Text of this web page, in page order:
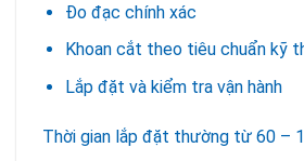
Đo đạc chính xác
Khoan cắt theo tiêu chuẩn kỹ
Lắp đặt và kiểm tra vận hành
Thời gian lắp đặt thường từ 60 –